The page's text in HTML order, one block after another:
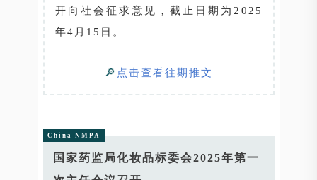
开向社会征求意见，截止日期为2025
年4月15日。
🔎 点击查看往期推文
China NMPA
国家药监局化妆品标委会2025年第一